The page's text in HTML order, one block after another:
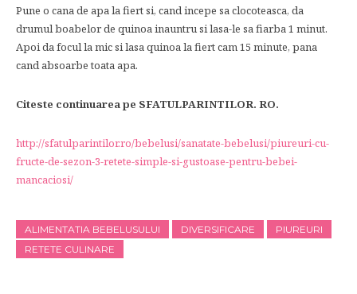
Pune o cana de apa la fiert si, cand incepe sa clocoteasca, da
drumul boabelor de quinoa inauntru si lasa-le sa fiarba 1 minut.
Apoi da focul la mic si lasa quinoa la fiert cam 15 minute, pana
cand absoarbe toata apa.
Citeste continuarea pe SFATULPARINTILOR. RO.
http://sfatulparintilor.ro/bebelusi/sanatate-bebelusi/piureuri-cu-
fructe-de-sezon-3-retete-simple-si-gustoase-pentru-bebei-
mancaciosi/
ALIMENTATIA BEBELUSULUI DIVERSIFICARE
PIUREURI
RETETE CULINARE